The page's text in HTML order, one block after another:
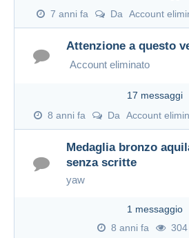
7 anni fa
Da Account
Attenzione a questo
Account eliminato
17 messaggi
8 anni fa
Da Account
Medaglia bronzo
senza scritte
yaw
1 messaggio
8 anni fa